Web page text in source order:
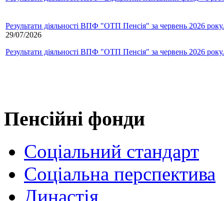
Результати діяльності ВПФ "ОТП Пенсія" за червень 2026 року.
29/07/2026
Результати діяльності ВПФ "ОТП Пенсія" за червень 2026 року.
Пенсійні фонди
Соціальний стандарт
Соціальна перспектива
Династія